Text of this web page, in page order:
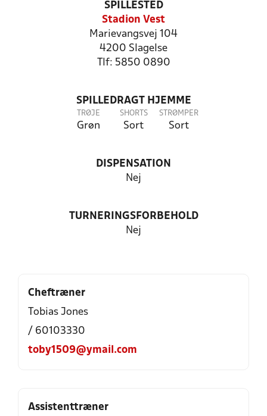
SPILLESTED
Stadion Vest
Marievangsvej 104
4200 Slagelse
Tlf: 5850 0890
SPILLEDRAGT HJEMME
TRØJE
Grøn
SHORTS
Sort
STRØMPER
Sort
DISPENSATION
Nej
TURNERINGSFORBEHOLD
Nej
Cheftræner
Tobias Jones
/ 60103330
toby1509@ymail.com
Assistenttræner